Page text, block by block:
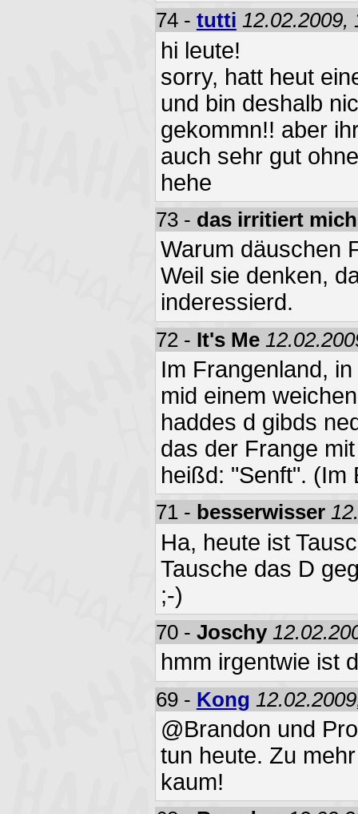
74 - tutti 12.02.2009,
hi leute!
sorry, hatt heut
und bin deshalb
gekommn!! aber
auch sehr gut
hehe
73 - das irritiert
Warum däuschen
Weil sie denken,
inderessierd.
72 - It's Me
Im Frangenland,
mid einem
haddes d gibds
das der Frange
heißd: "Senft". (Im
71 - besserwisser
Ha, heute ist
Tausche das D
;-)
70 - Joschy
hmm irgentwie ist
69 - Kong
@Brandon und
tun heute. Zu
kaum!